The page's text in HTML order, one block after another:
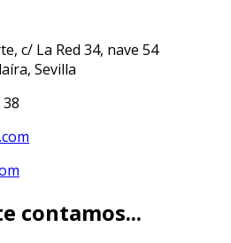
c/ La Red 34, nave 54
Sevilla
contamos...